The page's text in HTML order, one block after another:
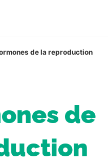
de la reproduction
de